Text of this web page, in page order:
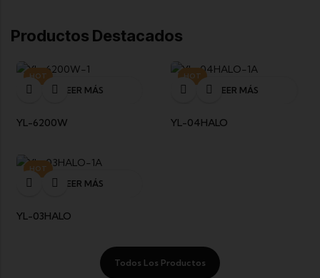
Productos Destacados
HOT
LEER MÁS
YL-6200W
HOT
LEER MÁS
YL-04HALO
HOT
LEER MÁS
YL-03HALO
Todos Los Productos